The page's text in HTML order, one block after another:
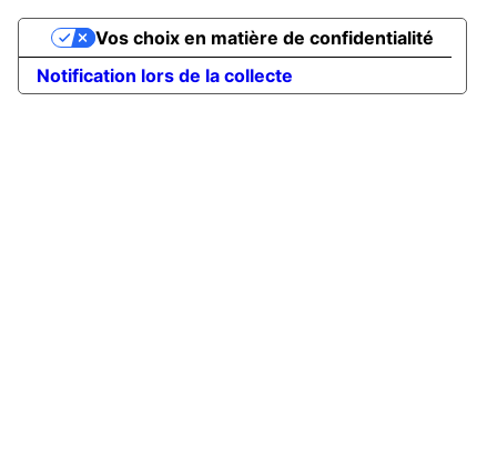
Notification lors de la collecte
Vos choix en matière de confidentialité